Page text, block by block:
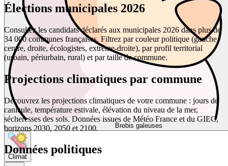
Brebis galeuses
Climat
Élections municipales 2026
Consultez les candidats déclarés aux municipales 2026 dans plus de
34 000 communes françaises. Filtrez par couleur politique (gauche,
centre, droite, écologistes, extrême-droite), par profil territorial
(urbain, périurbain, rural) et par taille de commune.
Projections climatiques par commune
Découvrez les projections climatiques de votre commune : jours de
canicule, température estivale, élévation du niveau de la mer,
sécheresses des sols. Données issues de Météo France et du GIEC,
horizons 2030, 2050 et 2100.
Données politiques